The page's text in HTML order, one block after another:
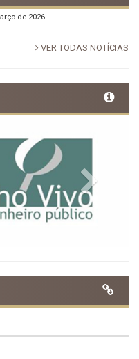
de 2026
VER TODAS NOTÍCIAS